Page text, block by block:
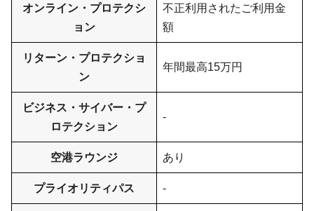
オンライン・プロテクシ
ョン
不正利用されたご利用金
額
リターン・プロテクショ
ン
年間最高15万円
ビジネス・サイバー・プ
ロテクション
-
空港ラウンジ あり
プライオリティパス -